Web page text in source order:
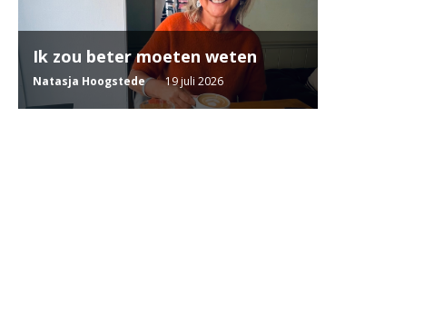
Ik zou beter moeten weten
Natasja Hoogstede 19 juli 2026